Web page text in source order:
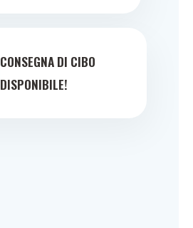
CONSEGNA DI CIBO
DISPONIBILE!